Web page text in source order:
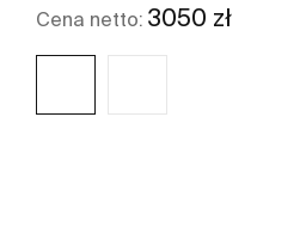
Cena netto: 3050 zł